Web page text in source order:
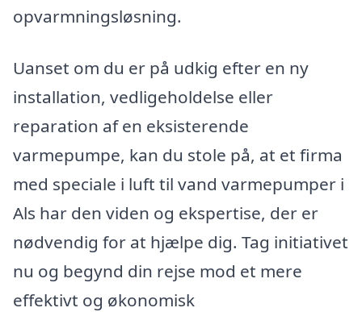
opvarmningsløsning.
Uanset om du er på udkig efter en ny
installation, vedligeholdelse eller
reparation af en eksisterende
varmepumpe, kan du stole på, at et firma
med speciale i luft til vand varmepumper i
Als har den viden og ekspertise, der er
nødvendig for at hjælpe dig. Tag initiativet
nu og begynd din rejse mod et mere
effektivt og økonomisk